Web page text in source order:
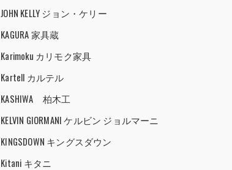
JOHN KELLY ジョン・ケリー
KAGURA 家具蔵
Karimoku カリモク家具
Kartell カルテル
KASHIWA 柏木工
KELVIN GIORMANI ケルビン ジョルマーニ
KINGSDOWN キングスダウン
Kitani キタニ